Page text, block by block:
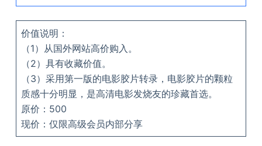
价值说明：
（1）从国外网站高价购入。
（2）具有收藏价值。
（3）采用第一版的电影胶片转录，电影胶片的颗粒
质感十分明显，是高清电影发烧友的珍藏首选。
原价：500
现价：仅限高级会员内部分享